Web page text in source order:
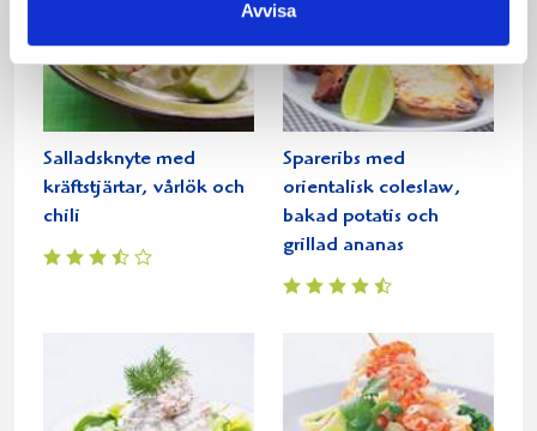
Avvisa
Salladsknyte med
kräftstjärtar, vårlök och
chili
Spareribs med
orientalisk coleslaw,
bakad potatis och
grillad ananas